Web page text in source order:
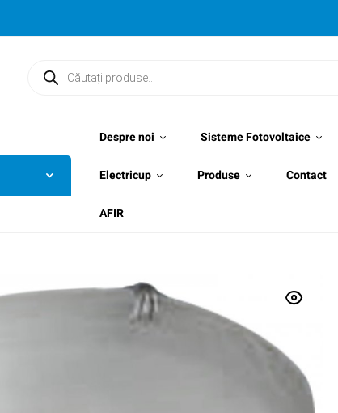
Despre noi Sisteme Fotovoltaice
Electricup Produse Contact
AFIR